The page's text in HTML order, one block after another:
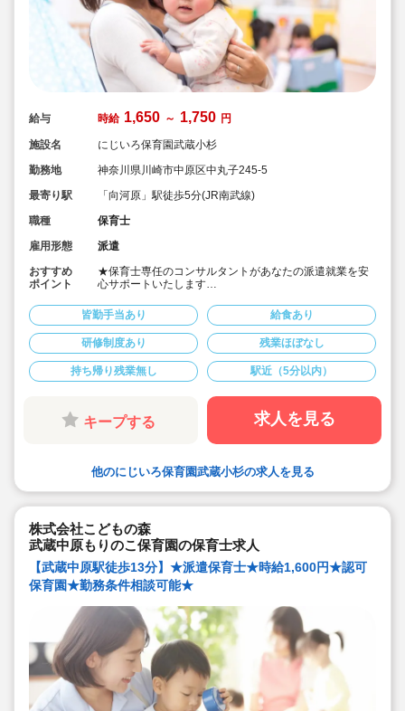
給与 時給 1,650 ～ 1,750 円
施設名
にじいろ保育園武蔵小杉
勤務地
神奈川県川崎市中原区中丸子245-5
最寄り駅
「向河原」駅徒歩5分(JR南武線)
職種
保育士
雇用形態
派遣
おすすめ
ポイント
★保育士専任のコンサルタントがあなたの派遣就業を安
心サポートいたします
保育園です
★時給1,650円～1,750円の求人です
★４月スタートOK！
皆勤手当あり 給食あり
研修制度あり 残業ほぼなし
持ち帰り残業無し 駅近（5分以内）
キープする 求人を見る
他のにじいろ保育園武蔵小杉の求人を見る
株式会社こどもの森
武蔵中原もりのこ保育園の保育士求人
【武蔵中原駅徒歩13分】★派遣保育士★時給1,600円★認可
保育園★勤務条件相談可能★